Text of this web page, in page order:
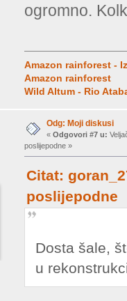
ogromno.
Amazon rainforest -
Amazon rainforest
Wild Altum - Rio
Odg: Moji diskusi
« Odgovori #7 u:
poslijepodne »
Citat:
poslijepodne
Dosta šale,
u